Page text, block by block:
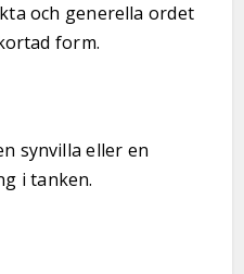
och generella ordet
form.
synvilla eller en
i tanken.